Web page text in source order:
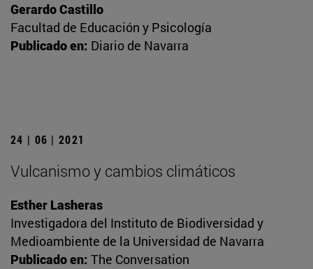
Gerardo Castillo
Facultad de Educación y Psicología
Publicado en: Diario de Navarra
24 | 06 | 2021
Vulcanismo y cambios climáticos
Esther Lasheras
Investigadora del Instituto de Biodiversidad y
Medioambiente de la Universidad de Navarra
Publicado en: The Conversation